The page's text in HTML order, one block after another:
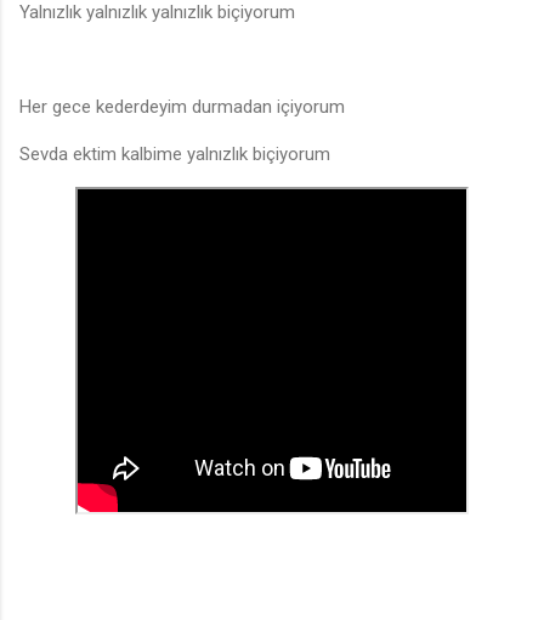
Yalnızlık yalnızlık yalnızlık biçiyorum
Her gece kederdeyim durmadan içiyorum
Sevda ektim kalbime yalnızlık biçiyorum